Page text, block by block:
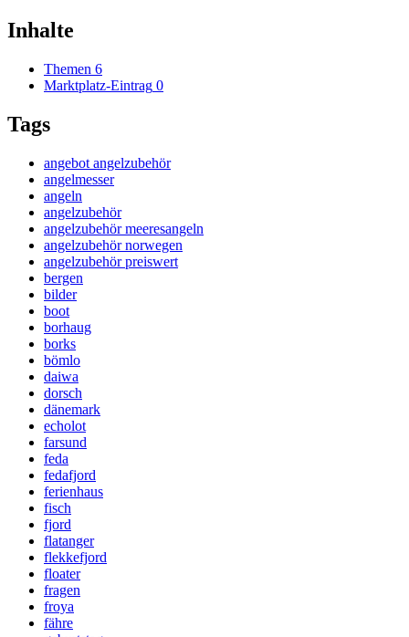
Inhalte
Themen 6
Marktplatz-Eintrag 0
Tags
angebot angelzubehör
angelmesser
angeln
angelzubehör
angelzubehör meeresangeln
angelzubehör norwegen
angelzubehör preiswert
bergen
bilder
boot
borhaug
borks
bömlo
daiwa
dorsch
dänemark
echolot
farsund
feda
fedafjord
ferienhaus
fisch
fjord
flatanger
flekkefjord
floater
fragen
froya
fähre